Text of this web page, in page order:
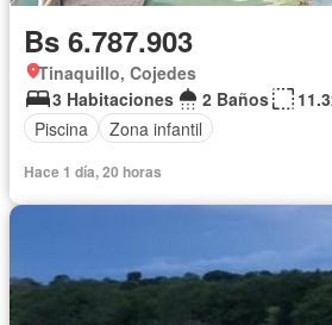
Bs 6.787.903
Tinaquillo, Cojedes
3 Habitaciones
2 Baños
Piscina
Zona infantil
Hace 1 día, 20 horas